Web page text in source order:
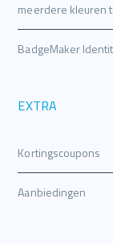
meerdere kleuren
BadgeMaker
EXTRA
Kortingscoupons
Aanbiedingen